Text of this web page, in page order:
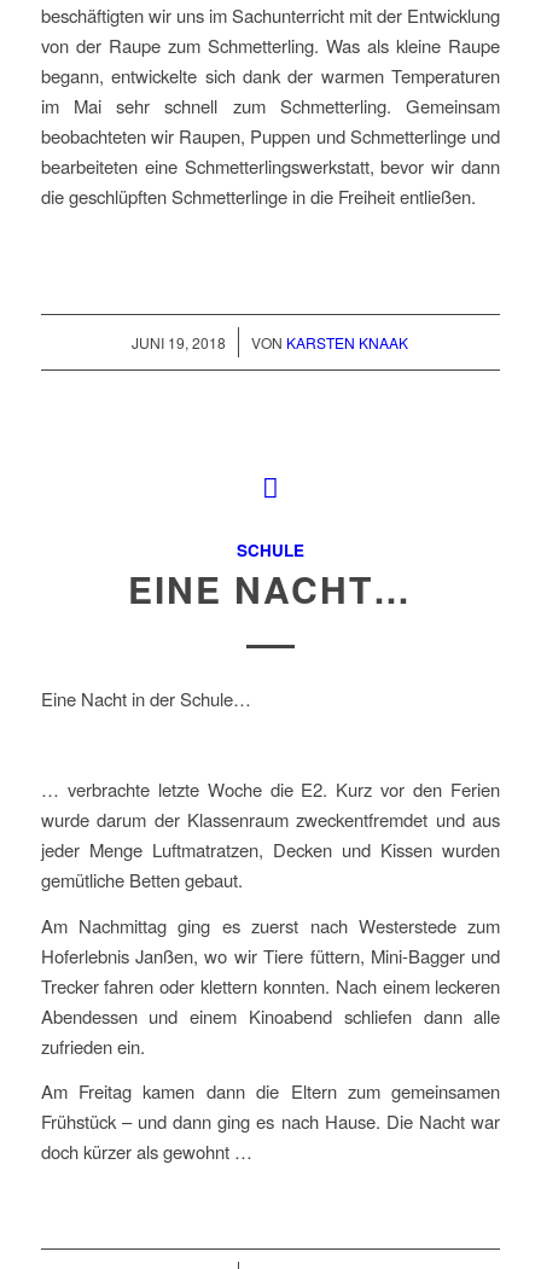
beschäftigten wir uns im Sachunterricht mit der Entwicklung
von der Raupe zum Schmetterling. Was als kleine Raupe
begann, entwickelte sich dank der warmen Temperaturen
im Mai sehr schnell zum Schmetterling. Gemeinsam
beobachteten wir Raupen, Puppen und Schmetterlinge und
bearbeiteten eine Schmetterlingswerkstatt, bevor wir dann
die geschlüpften Schmetterlinge in die Freiheit entließen.
JUNI 19, 2018
/ VON KARSTEN KNAAK
SCHULE
EINE NACHT…
Eine Nacht in der Schule…
… verbrachte letzte Woche die E2. Kurz vor den Ferien
wurde darum der Klassenraum zweckentfremdet und aus
jeder Menge Luftmatratzen, Decken und Kissen wurden
gemütliche Betten gebaut.
Am Nachmittag ging es zuerst nach Westerstede zum
Hoferlebnis Janßen, wo wir Tiere füttern, Mini-Bagger und
Trecker fahren oder klettern konnten. Nach einem leckeren
Abendessen und einem Kinoabend schliefen dann alle
zufrieden ein.
Am Freitag kamen dann die Eltern zum gemeinsamen
Frühstück – und dann ging es nach Hause. Die Nacht war
doch kürzer als gewohnt …